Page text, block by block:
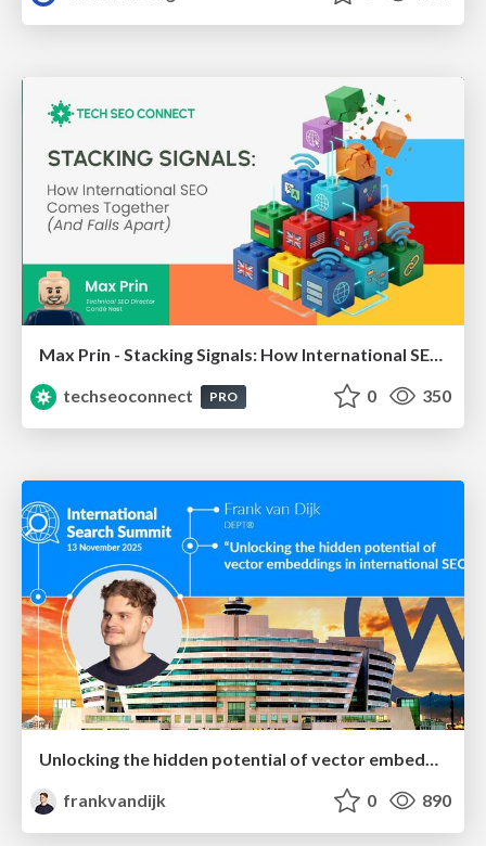
Max Prin - Stacking Signals: How International SEO Comes Together (And Falls Apart)
techseoconnect
PRO 0 350
frankvandijk
0 890